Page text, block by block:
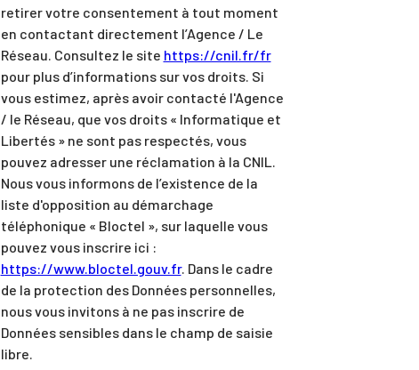
retirer votre consentement à tout moment
en contactant directement l’Agence / Le
Réseau. Consultez le site https://cnil.fr/fr
pour plus d’informations sur vos droits. Si
vous estimez, après avoir contacté l'Agence
/ le Réseau, que vos droits « Informatique et
Libertés » ne sont pas respectés, vous
pouvez adresser une réclamation à la CNIL.
Nous vous informons de l’existence de la
liste d'opposition au démarchage
téléphonique « Bloctel », sur laquelle vous
pouvez vous inscrire ici :
https://www.bloctel.gouv.fr. Dans le cadre
de la protection des Données personnelles,
nous vous invitons à ne pas inscrire de
Données sensibles dans le champ de saisie
libre.